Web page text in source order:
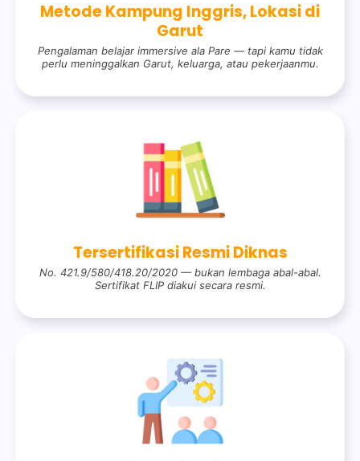
Metode Kampung Inggris, Lokasi di
Garut
Pengalaman belajar immersive ala Pare — tapi kamu tidak
perlu meninggalkan Garut, keluarga, atau pekerjaanmu.
Tersertifikasi Resmi Diknas
No. 421.9/580/418.20/2020 —bukan lembaga abal-abal.
Sertifikat FLIP diakui secara resmi.